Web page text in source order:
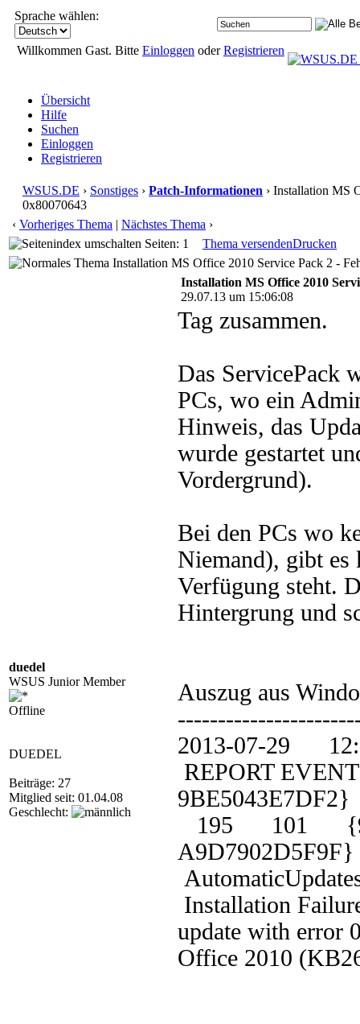
Sprache wählen:
Willkommen Gast. Bitte Einloggen oderRegistrieren
Übersicht
Hilfe
Suchen
Einloggen
Registrieren
WSUS.DE › Sonstiges › Patch-Informationen › Installation MS
0x80070643
‹ Vorheriges Thema | Nächstes Thema ›
Seiten: 1
Thema versendenDrucken
Installation MS Office 2010 Service Pack 2 -
duedel
WSUS Junior Member
Offline
DUEDEL
Beiträge: 27
Mitglied seit: 01.04.08
Geschlecht:
Installation MS Office 2010
29.07.13 um 15:06:08
Tag zusammen.
Das ServicePack
PCs, wo ein
Hinweis, das
wurde gestartet
Vordergrund).
Bei den PCs wo
Niemand), gibt es
Verfügung steht.
Hintergrung und
Auszug aus
2013-07-29
REPORT
195 101
Installation
update with error
Office 2010